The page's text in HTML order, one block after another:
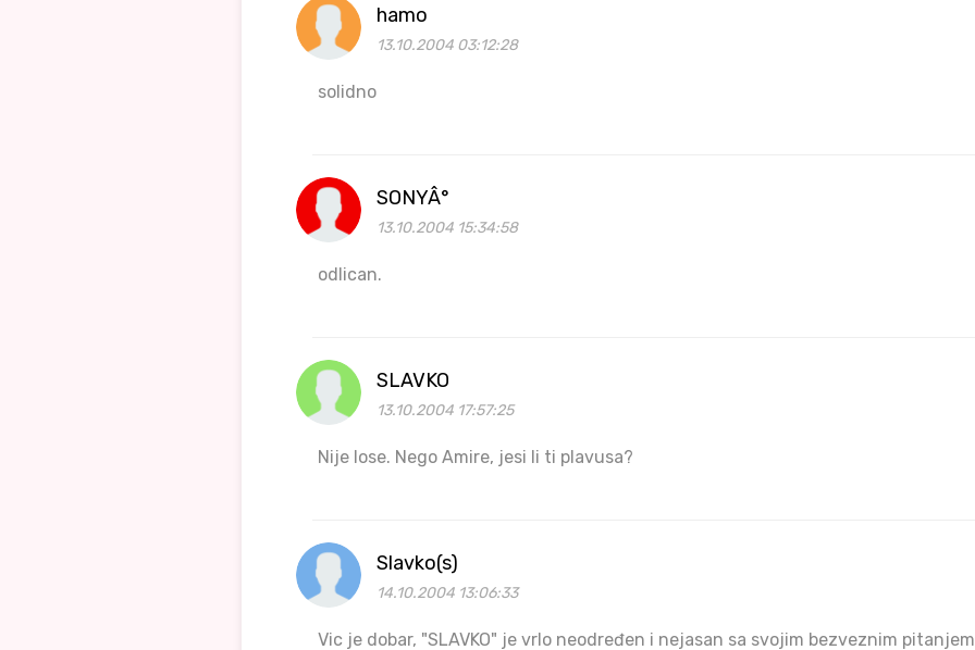
hamo
13.10.2004 03:12:28
solidno
SONYÂ°
13.10.2004 15:34:58
odlican.
SLAVKO
13.10.2004 17:57:25
Nije lose. Nego Amire, jesi li ti plavusa?
Slavko(s)
14.10.2004 13:06:33
Vic je dobar, "SLAVKO" je vrlo neodređen i nejasan sa svojim bezveznim